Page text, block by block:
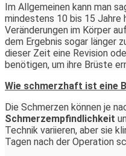
Im Allgemeinen kann man
mindestens 10 bis 15 Jahre
Veränderungen im Körper
dem Ergebnis sogar länger
dieser Zeit eine Revision
benötigen, um ihre Brüste
Wie schmerzhaft ist eine
Die Schmerzen können je
Schmerzempfindlichkeit
Technik variieren, aber sie
Tagen nach der Operation